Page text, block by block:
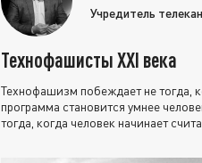
Учредитель
Технофашисты XXI века
Технофашизм побеждает не тогда,
программа становится умнее
тогда, когда человек начинает